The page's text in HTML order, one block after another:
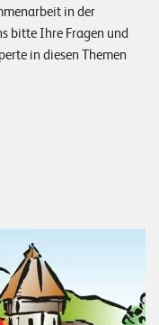
W
in der
bitte Ihre Fragen und
in diesen Themen